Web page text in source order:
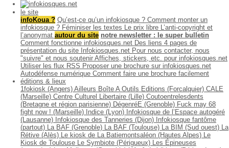
le site
infoKoua ? Qu’est-ce qu’un infokiosque ? Comment monter un
infokiosque ? Féminiser les textes Le prix libre L’anti-copyright et
l’anonymat autour du site notre newsletter : le super bulletin
Comment fonctionne infokiosques.net Des liens 4 pages de
présentation du site Infokiosques.net Pour nous contacter, nous
"suivre" et nous soutenir Affiches, stickers, etc. pour infokiosques.net
Utiliser les flux RSS Proposer une brochure sur infokiosques.net
Autodéfense numérique Comment faire une brochure facilement
éditions & lieux
1fokiosk (Angers) Ailleurs Boîte A Outils Editions (Forcalquier) CALE
(Marseille) Centre Culturel Libertaire (Lille) Coutoentrelesdents
(Bretagne et région parisienne) DégenréE (Grenoble) Fuck may 68
fight now ! (Marseille) Indice (Lyon) Infokiosque de l’Espace autogéré
(Lausanne) Infokiosque des Tanneries (Dijon) Infokiosque fantôme
(partout) La BAF (Grenoble) La BAF (Toulouse) La BIM (Sud ouest) La
Rétive (Alès) Le kiosk de La Batiemontsaléon (Hautes Alpes) Le
Kiosk de Toulouse Le Symbiote (Périgueux) Les Épineuses